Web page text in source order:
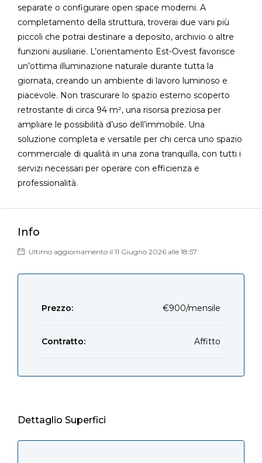
separate o configurare open space moderni. A
completamento della struttura, troverai due vani più
piccoli che potrai destinare a deposito, archivio o altre
funzioni ausiliarie. L’orientamento Est-Ovest favorisce
un’ottima illuminazione naturale durante tutta la
giornata, creando un ambiente di lavoro luminoso e
piacevole. Non trascurare lo spazio esterno scoperto
retrostante di circa 94 m², una risorsa preziosa per
ampliare le possibilità d’uso dell’immobile. Una
soluzione completa e versatile per chi cerca uno spazio
commerciale di qualità in una zona tranquilla, con tutti i
servizi necessari per operare con efficienza e
professionalità.
Info
Ultimo aggiornamento il 11 Giugno 2026 alle 18:57
Prezzo: €900/mensile
Contratto: Affitto
Dettaglio Superfici